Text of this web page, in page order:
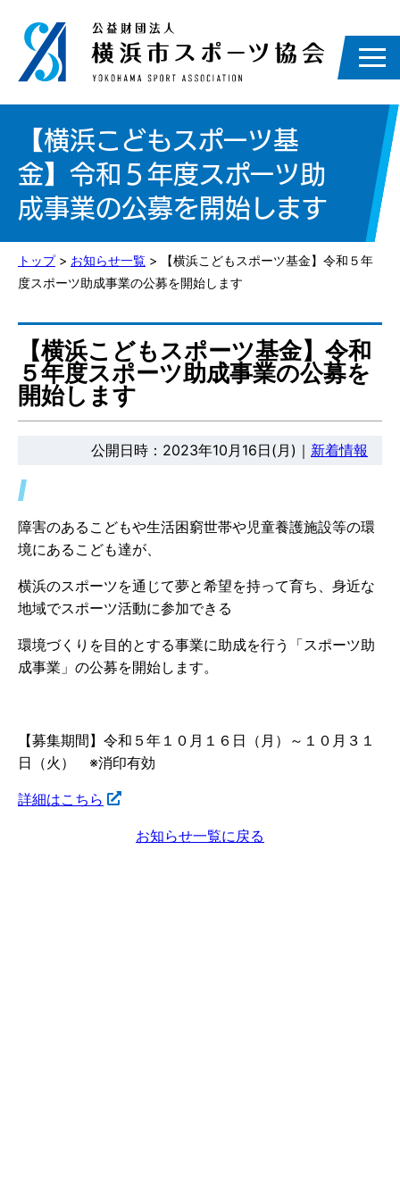
【横浜こどもスポーツ基
金】令和５年度スポーツ助
成事業の公募を開始します
トップ> お知らせ一覧 > 【横浜こどもスポーツ基金】令和５年
度スポーツ助成事業の公募を開始します
【横浜こどもスポーツ基金】令和
５年度スポーツ助成事業の公募を
開始します
公開日時：2023年10月16日(月)｜ 新着情報
障害のあるこどもや生活困窮世帯や児童養護施設等の環
境にあるこども達が、
横浜のスポーツを通じて夢と希望を持って育ち、身近な
地域でスポーツ活動に参加できる
環境づくりを目的とする事業に助成を行う「スポーツ助
成事業」の公募を開始します。
【募集期間】令和５年１０月１６日（月）～１０月３１
日（火） ※消印有効
詳細はこちら
お知らせ一覧に戻る